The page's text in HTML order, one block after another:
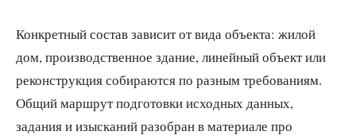
Конкретный состав зависит от вида объекта: жилой
дом, производственное здание, линейный объект или
реконструкция собираются по разным требованиям.
Общий маршрут подготовки исходных данных,
задания и изысканий разобран в материале про